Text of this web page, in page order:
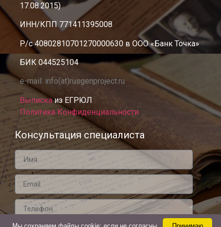
17.08.2015)
ИНН/КПП 771411395008
Р/с 40802810701270000630 в ООО «Банк Точка»
БИК 044525104
e-mail: info(at)rusgenproject.ru
Выпискаиз ЕГРЮЛ
Политика Конфиденциальности
Консультация специалиста